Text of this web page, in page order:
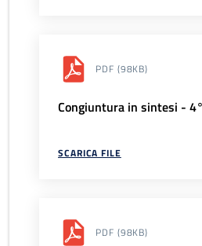
PDF (98KB)
Congiuntura in sintesi -
SCARICA FILE
PDF (98KB)